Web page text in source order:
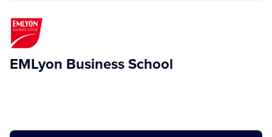
​EMLyon Business School